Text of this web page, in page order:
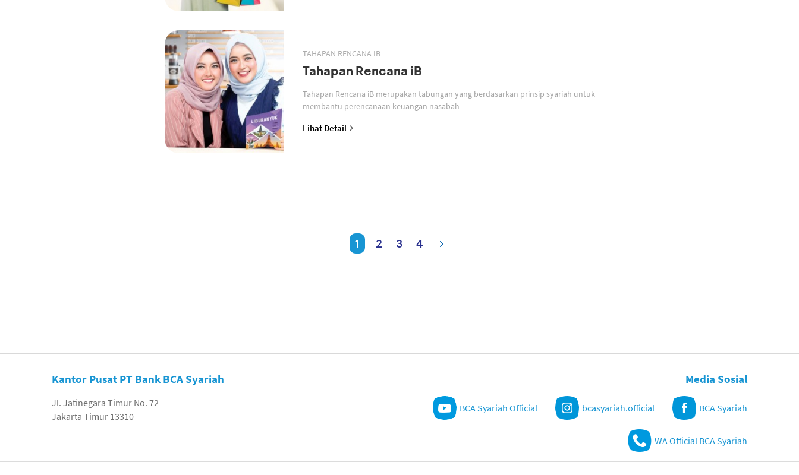
TAHAPAN RENCANA IB
Tahapan Rencana iB
Tahapan Rencana iB merupakan tabungan yang berdasarkan prinsip syariah untuk
membantu perencanaan keuangan nasabah
Lihat Detail
1 2 3 4
Kantor Pusat PT Bank BCA Syariah
Jl. Jatinegara Timur No. 72
Jakarta Timur 13310
Media Sosial
BCA Syariah Official bcasyariah.official BCA Syariah
WA Official BCA Syariah